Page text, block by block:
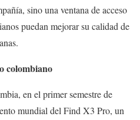
sino una ventana de acceso
puedan mejorar su calidad de
colombiano
en el primer semestre de
mundial del Find X3 Pro, un